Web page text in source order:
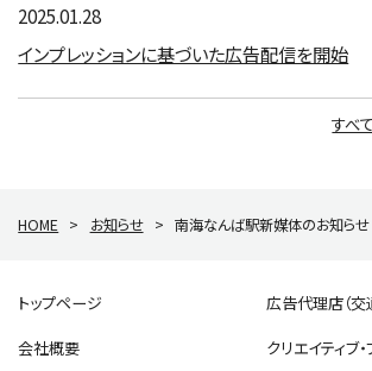
2025.01.28
インプレッションに基づいた広告配信を開始
すべ
HOME > お知らせ > 南海なんば駅新媒体のお知らせ
トップページ
会社概要
広告代理店（交
クリエイティブ